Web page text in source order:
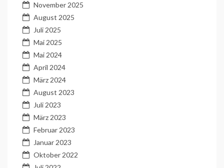
November 2025
August 2025
Juli 2025
Mai 2025
Mai 2024
April 2024
März 2024
August 2023
Juli 2023
März 2023
Februar 2023
Januar 2023
Oktober 2022